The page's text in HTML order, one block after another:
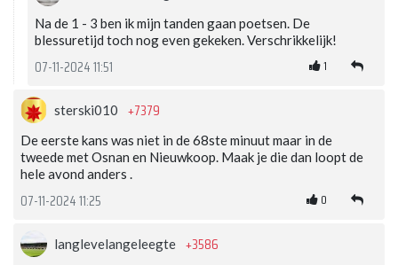
Na de 1 - 3 ben ik mijn tanden gaan poetsen. De
blessuretijd toch nog even gekeken. Verschrikkelijk!
07-11-2024 11:51 1
sterski010 +7379
De eerste kans was niet in de 68ste minuut maar in de
tweede met Osnan en Nieuwkoop. Maak je die dan loopt de
hele avond anders .
07-11-2024 11:25 0
langlevelangeleegte +3586